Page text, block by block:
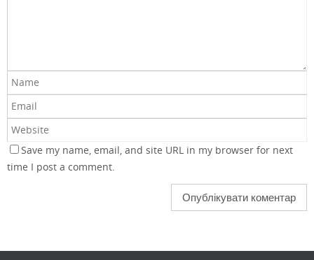
Save my name, email, and site URL in my browser for next
time I post a comment.